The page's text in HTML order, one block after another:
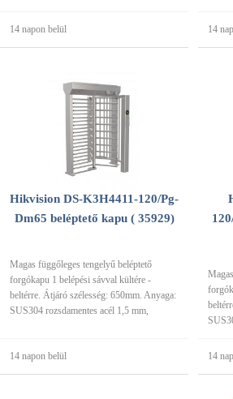
14 napon belül 14
Hikvision DS-K3H4411-120/Pg-
Dm65 beléptető kapu ( 35929)
Magas függőleges tengelyű beléptető
forgókapu 1 belépési sávval kültére -
beltérre. Átjáró szélesség: 650mm. Anyaga:
SUS304 rozsdamentes acél 1,5 mm,
14 napon belül 14